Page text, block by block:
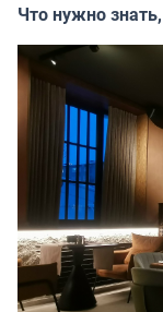
Что нужно